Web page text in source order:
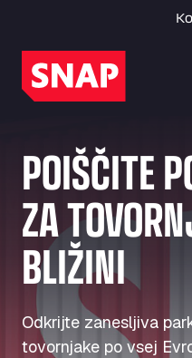
POIŠČITE
ZA
BLIŽINI
Odkrijte zanesljiva
tovornjake po vsej